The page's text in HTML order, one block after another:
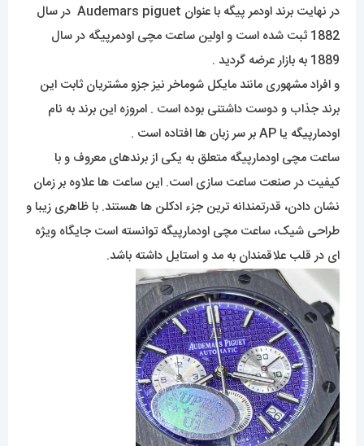
در نهایت برند اودمر پیگه با عنوان Audemars piguet در سال
1882 ثبت شده است و اولین ساعت مچی اودمرپیگه در سال
1889 به بازار عرضه گردید .
و افراد مشهوری مانند مایکل شوماخر نیز جزو مشتریان ثابت این
برند جذاب و دوست داشتنی بوده است . امروزه این برند به نام
اودمارپیگه یا AP بر سر زبان ها افتاده است .
ساعت مچی اودمارپیگه متعلق به یکی از برندهای معروف و با
کیفیت در صنعت ساعت سازی است. این ساعت ها علاوه بر زمان
نشان دادن، قدرتمندانه ترین جزء ادکلن ها هستند. با ظاهری زیبا و
طراحی شیک، ساعت مچی اودمارپیگه توانسته است جایگاه ویژه
ای در قلب علاقمندان به مد و استایل داشته باشد.